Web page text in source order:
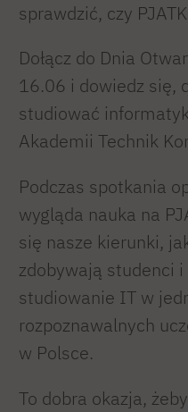
sprawdzić, czy
Dołącz do Dnia
16.06 i dowiedz się,
studiować
Akademii Technik
Podczas spotkania
wygląda nauka na
się nasze kierunki,
zdobywają studenci
studiowanie IT w
rozpoznawalnych
w Polsce.
To dobra okazja,